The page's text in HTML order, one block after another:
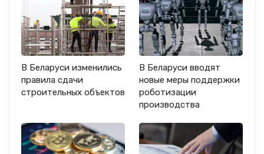
В Беларуси изменились
правила сдачи
строительных объектов
В Беларуси вводят
новые меры поддержки
роботизации
производства